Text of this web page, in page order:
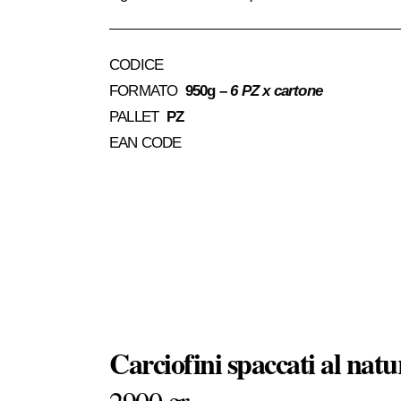
CODICE
FORMATO 950g –6 PZ x cartone
PALLETPZ
EAN CODE
Carciofini spaccati al